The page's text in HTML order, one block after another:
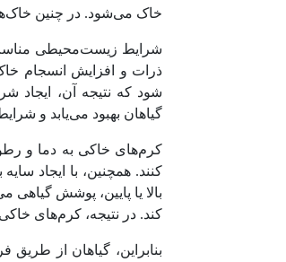
خاک می‌شود. در چنین
شرایط زیست‌محیطی مناسب
ذرات و افزایش انسجام
شود که نتیجه آن،
گیاهان بهبود می‌یابد و
کرم‌های خاکی به دما و
کنند. همچنین، با ایجاد
بالا یا پایین، پوشش
کند. در نتیجه، کرم‌های
بنابراین، گیاهان از طریق